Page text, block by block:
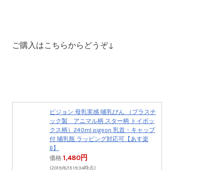
ご購入はこちらからどうぞ↓
ピジョン 母乳実感 哺乳びん （プラスチ
ック製 アニマル柄 スター柄 トイボッ
クス柄）240ml pigeon 乳首・キャップ
付 哺乳瓶 ラッピング対応可【あす楽
B】
価格:1,480円
(2019/8/15 19:34時点)